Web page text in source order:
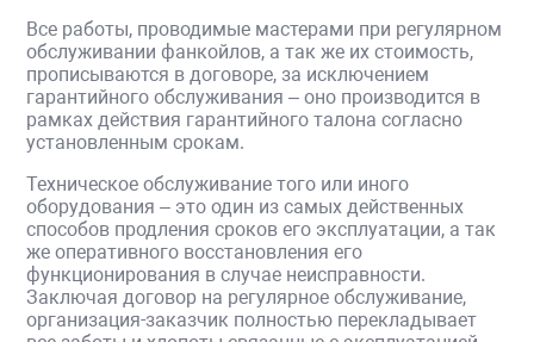
Все работы, проводимые мастерами при регулярном
обслуживании фанкойлов, а так же их стоимость,
прописываются в договоре, за исключением
гарантийного обслуживания – оно производится в
рамках действия гарантийного талона согласно
установленным срокам.
Техническое обслуживание того или иного
оборудования – это один из самых действенных
способов продления сроков его эксплуатации, а так
же оперативного восстановления его
функционирования в случае неисправности.
Заключая договор на регулярное обслуживание,
организация-заказчик полностью перекладывает